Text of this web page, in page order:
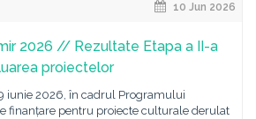
10 Jun 2026
2026 // Rezultate Etapa a II-a
proiectelor
iunie 2026, în cadrul Programului
finanțare pentru proiecte culturale derulat